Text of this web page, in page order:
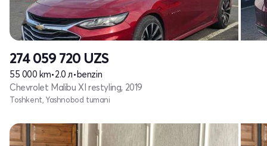
274 059 720 UZS
55 000 km•2.0 л•benzin
Chevrolet Malibu XI restyling, 2019
Toshkent, Yashnobod tumani